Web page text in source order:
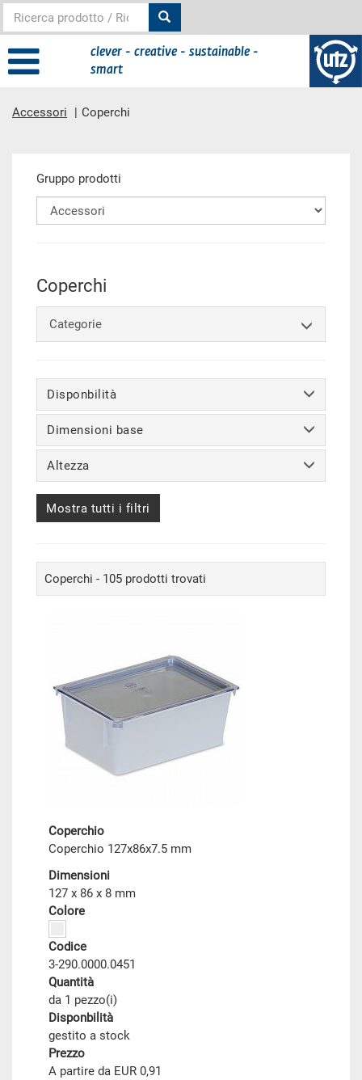
clever - creative - sustainable -
smart
Accessori Coperchi
contenuto principale
Gruppo prodotti
Coperchi
Categorie
Disponbilità
Dimensioni base
Altezza
Mostra tutti i filtri
Coperchi - 105 prodotti trovati
Coperchio
Coperchio 127x86x7.5 mm
Dimensioni
127 x 86 x 8 mm
Colore
Codice
3-290.0000.0451
Quantità
da 1 pezzo(i)
Disponbilità
gestito a stock
Prezzo
A partire da EUR 0,91